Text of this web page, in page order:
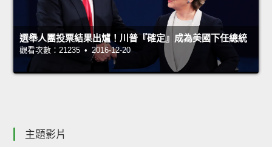
選舉人團投票結果出爐！川普『確定』成為美國下任總統
觀看次數：21235 • 2016-12-20
主題影片